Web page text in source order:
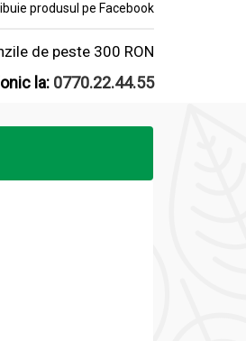
produsul pe Facebook
de peste 300 RON
la: 0770.22.44.55